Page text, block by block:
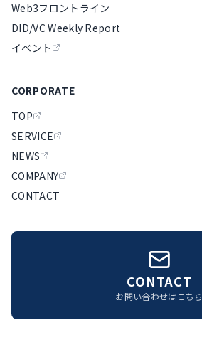
Web3フロントライン
DID/VC Weekly Report
イベント
CORPORATE
TOP
SERVICE
NEWS
COMPANY
CONTACT
CONTACT
お問い合わせはこちら